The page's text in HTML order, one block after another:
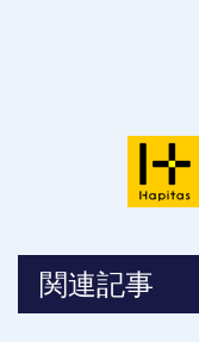
関連記事